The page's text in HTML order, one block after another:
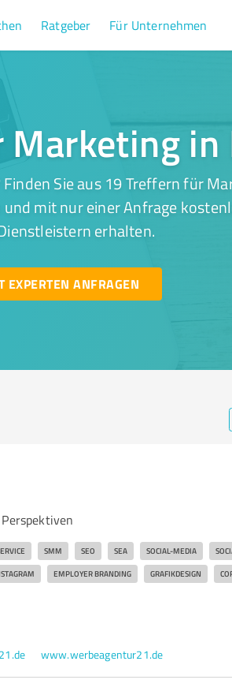
Ratgeber Für Unternehmen
in
Sie aus 19 Treffern für
mit nur einer Anfrage
erhalten.
EXPERTEN ANFRAGEN
SMM SEO SEA SOCIAL-MEDIA
EMPLOYER BRANDING GRAFIKDESIGN
www.werbeagentur21.de